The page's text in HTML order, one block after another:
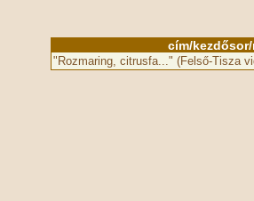
cím/
"Rozmaring, citrusfa..." (Felső-Tisza